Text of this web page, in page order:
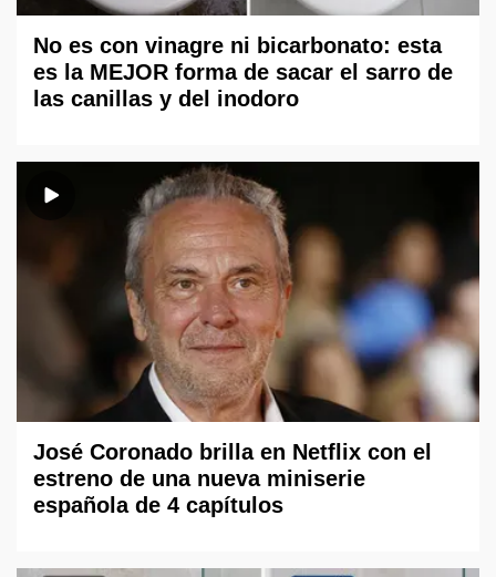
No es con vinagre ni bicarbonato: esta
es la MEJOR forma de sacar el sarro de
las canillas y del inodoro
José Coronado brilla en Netflix con el
estreno de una nueva miniserie
española de 4 capítulos